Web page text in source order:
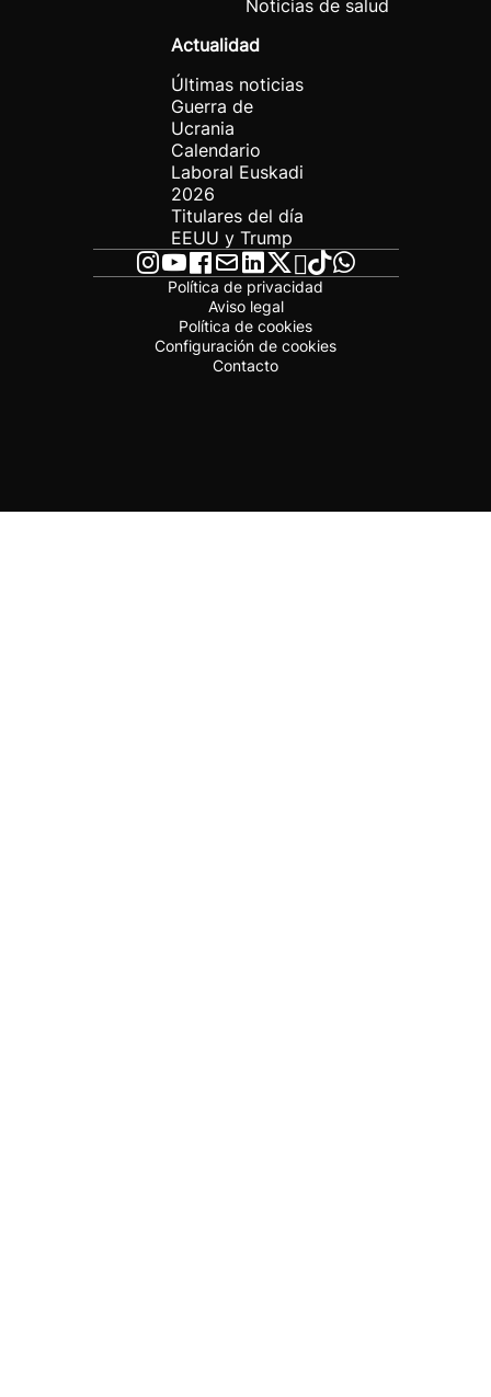
Noticias de salud
Actualidad
Últimas noticias
Guerra de
Ucrania
Calendario
Laboral Euskadi
2026
Titulares del día
EEUU y Trump
Política de privacidad
Aviso legal
Política de cookies
Configuración de cookies
Contacto